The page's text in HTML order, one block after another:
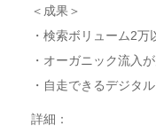
＜成果＞
・検索ボリューム2
・オーガニック流入
・自走できるデジタ
詳細：